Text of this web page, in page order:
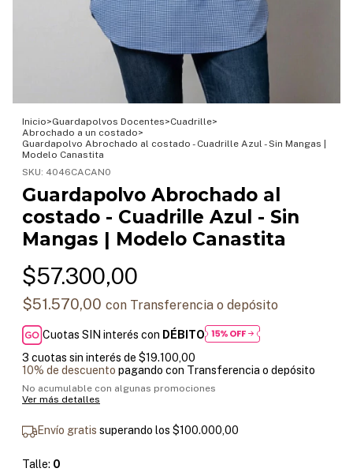
Inicio>Guardapolvos Docentes>Cuadrille>
Abrochado a un costado>
Guardapolvo Abrochado al costado - Cuadrille Azul - Sin Mangas |
Modelo Canastita
SKU: 4046CACAN0
Guardapolvo Abrochado al
costado - Cuadrille Azul - Sin
Mangas | Modelo Canastita
$57.300,00
$51.570,00 con Transferencia o depósito
Cuotas SIN interés con DÉBITO
3 cuotas sin interés de $19.100,00
10% de descuento pagando con Transferencia o depósito
No acumulable con algunas promociones
Ver más detalles
Envío gratis superando los $100.000,00
Talle: 0